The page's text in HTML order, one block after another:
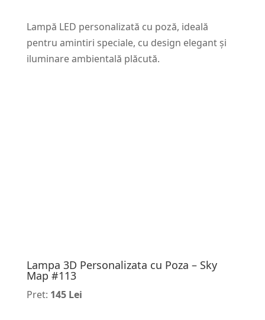
Lampă LED personalizată cu poză, ideală
pentru amintiri speciale, cu design elegant și
iluminare ambientală plăcută.
Lampa 3D Personalizata cu Poza – Sky
Map #113
Pret: 145 Lei